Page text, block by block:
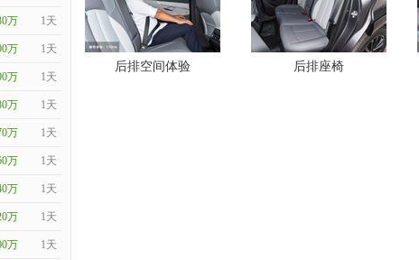
万 1天
万 1天
万 1天
万 1天
万 1天
万 1天
万 1天
万 1天
万 1天
后排空间体验 后排座椅